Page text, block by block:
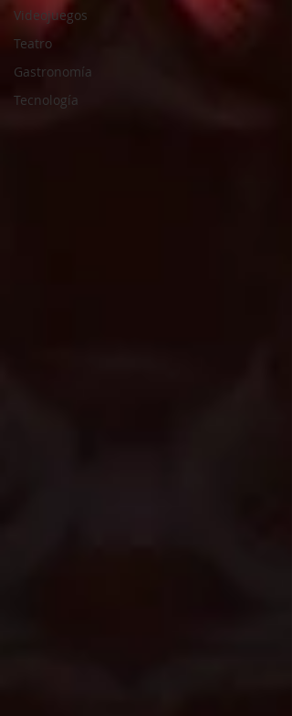
Videojuegos
Teatro
Gastronomía
Tecnología